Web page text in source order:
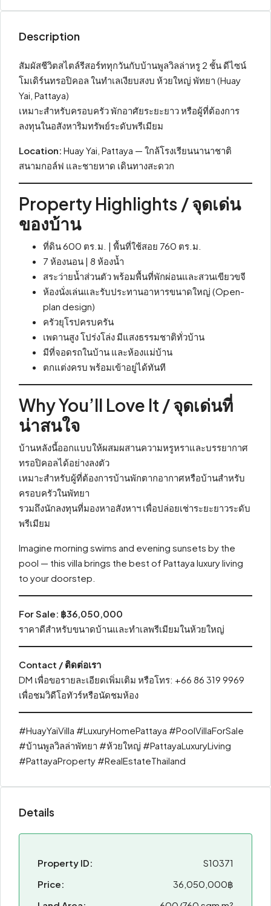
Description
สัมผัสชีวิตสไตล์รีสอร์ททุกวันกับบ้านพูลวิลล่าหรู 2 ชั้น ดีไซน์
โมเดิร์นทรอปิคอล ในทำเลเงียบสงบ ห้วยใหญ่ พัทยา (Huay
Yai, Pattaya)
เหมาะสำหรับครอบครัว พักอาศัยระยะยาว หรือผู้ที่ต้องการ
ลงทุนในอสังหาริมทรัพย์ระดับพรีเมียม
Location: Huay Yai, Pattaya — ใกล้โรงเรียนนานาชาติ
สนามกอล์ฟ และชายหาด เดินทางสะดวก
Property Highlights / จุดเด่น
ของบ้าน
ที่ดิน 600 ตร.ม. | พื้นที่ใช้สอย 760 ตร.ม.
7 ห้องนอน | 8 ห้องน้ำ
สระว่ายน้ำส่วนตัว พร้อมพื้นที่พักผ่อนและสวนเขียวขจี
ห้องนั่งเล่นและรับประทานอาหารขนาดใหญ่ (Open-
plan design)
ครัวยุโรปครบครัน
เพดานสูง โปร่งโล่ง มีแสงธรรมชาติทั่วบ้าน
มีที่จอดรถในบ้าน และห้องแม่บ้าน
ตกแต่งครบ พร้อมเข้าอยู่ได้ทันที
Why You’ll Love It / จุดเด่นที่
น่าสนใจ
บ้านหลังนี้ออกแบบให้ผสมผสานความหรูหราและบรรยากาศ
ทรอปิคอลได้อย่างลงตัว
เหมาะสำหรับผู้ที่ต้องการบ้านพักตากอากาศหรือบ้านสำหรับ
ครอบครัวในพัทยา
รวมถึงนักลงทุนที่มองหาอสังหาฯ เพื่อปล่อยเช่าระยะยาวระดับ
พรีเมียม
Imagine morning swims and evening sunsets by the
pool — this villa brings the best of Pattaya luxury living
to your doorstep.
For Sale: ฿36,050,000
ราคาดีสำหรับขนาดบ้านและทำเลพรีเมียมในห้วยใหญ่
Contact / ติดต่อเรา
DM เพื่อขอรายละเอียดเพิ่มเติม หรือโทร: +66 86 319 9969
เพื่อชมวิดีโอทัวร์หรือนัดชมห้อง
#HuayYaiVilla #LuxuryHomePattaya #PoolVillaForSale
#บ้านพูลวิลล่าพัทยา #ห้วยใหญ่ #PattayaLuxuryLiving
#PattayaProperty #RealEstateThailand
Details
Property ID:
S10371
Price:
36,050,000฿